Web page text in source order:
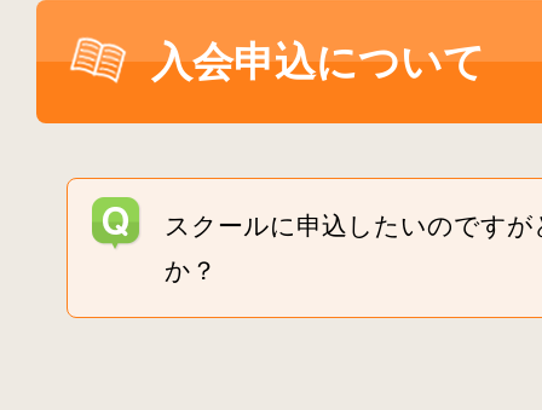
入会申込について
スクールに申込したいのです
か？